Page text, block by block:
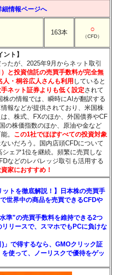
情報ページへ
163本 ○
（CFD）
ト】
たが、2025年9月からネット取引
と投資信託の売買手数料が完全無
人・桐谷広人さんも利用 していると
ネット証券よりも低く設定されて
の情報では、瞬時にAIが翻訳する
報などが提供されており、米国株
、株式、FXのほか、外国債券やCF
の株価指数のほか、原油や金など
。 この1社でほぼすべての投資対象
いだろう。国内店頭CFDについて
ェア1位を継続。頻繁に売買しな
などのレバレッジ取引も活用する
家におすすめ！
トを徹底解説！】日本株の売買手
世界中の商品を売買できるCFDや
準”の売買手数料を維持できる2つ
リースで、スマホでもPCに負けな
で得するなら、GMOクリック証
使って、ノーリスクで優待をゲッ